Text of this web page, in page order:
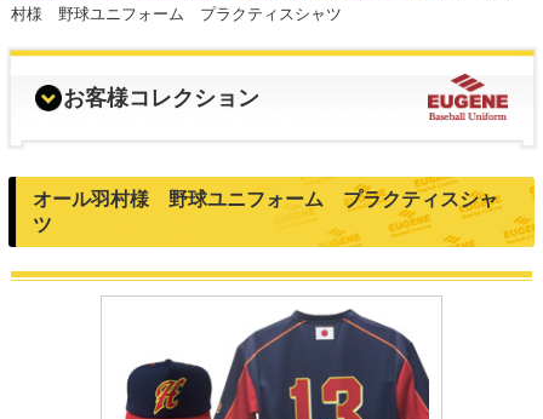
村様 野球ユニフォーム プラクティスシャツ
お客様コレクション
オール羽村様 野球ユニフォーム プラクティスシャ
ツ